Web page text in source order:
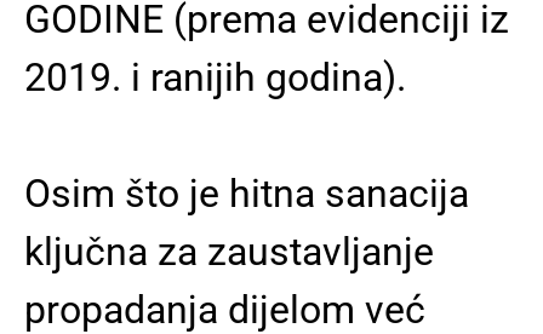
GODINE (prema evidenciji iz
2019. i ranijih godina).
Osim što je hitna sanacija
ključna za zaustavljanje
propadanja dijelom već